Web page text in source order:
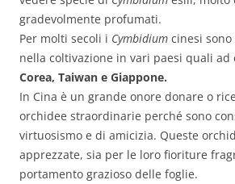
gradevolmente profumati.
Per molti secoli i Cymbidium cinesi
nella coltivazione in vari paesi quali ad
Corea, Taiwan e Giappone.
In Cina è un grande onore donare o
orchidee straordinarie perché sono
virtuosismo e di amicizia. Queste
apprezzate, sia per le loro fioriture
portamento grazioso delle foglie.